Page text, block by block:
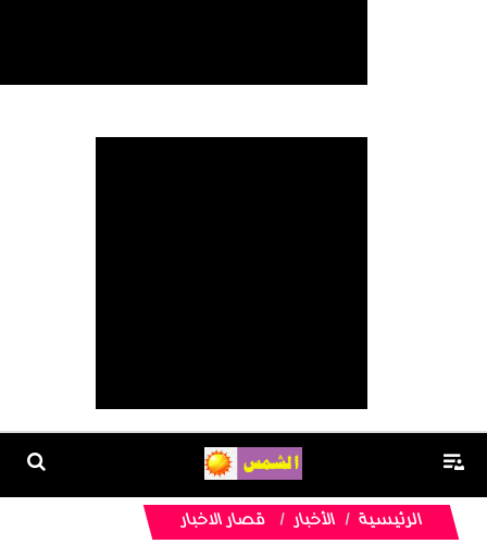
الرئيسية الأخبار قصار الاخبار